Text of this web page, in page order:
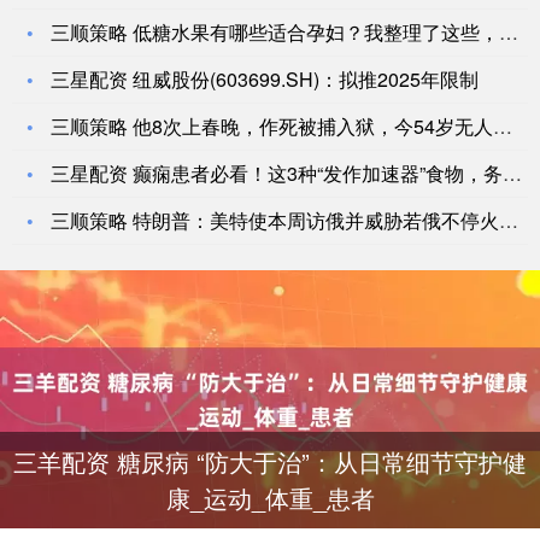
三顺策略 低糖水果有哪些适合孕妇？我整理了这些，快来收藏备用
三星配资 纽威股份(603699.SH)：拟推2025年限制
三顺策略 他8次上春晚，作死被捕入狱，今54岁无人问津，老搭
三星配资 癫痫患者必看！这3种“发作加速器”食物，务必拉黑！
三顺策略 特朗普：美特使本周访俄并威胁若俄不停火将实施制裁
三羊配资 糖尿病 “防大于治”：从日常细节守护健
康_运动_体重_患者